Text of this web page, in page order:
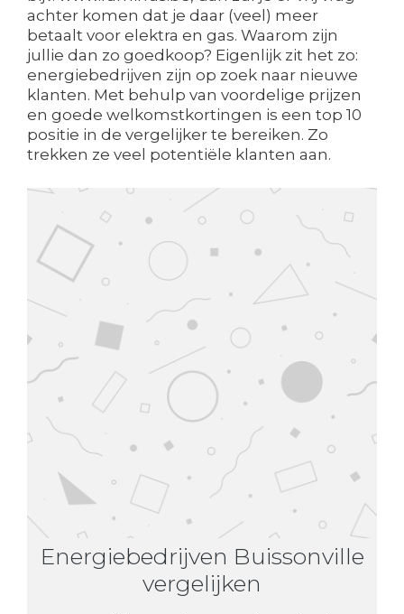
achter komen dat je daar (veel) meer
betaalt voor elektra en gas. Waarom zijn
jullie dan zo goedkoop? Eigenlijk zit het zo:
energiebedrijven zijn op zoek naar nieuwe
klanten. Met behulp van voordelige prijzen
en goede welkomstkortingen is een top 10
positie in de vergelijker te bereiken. Zo
trekken ze veel potentiële klanten aan.
Energiebedrijven Buissonville
vergelijken